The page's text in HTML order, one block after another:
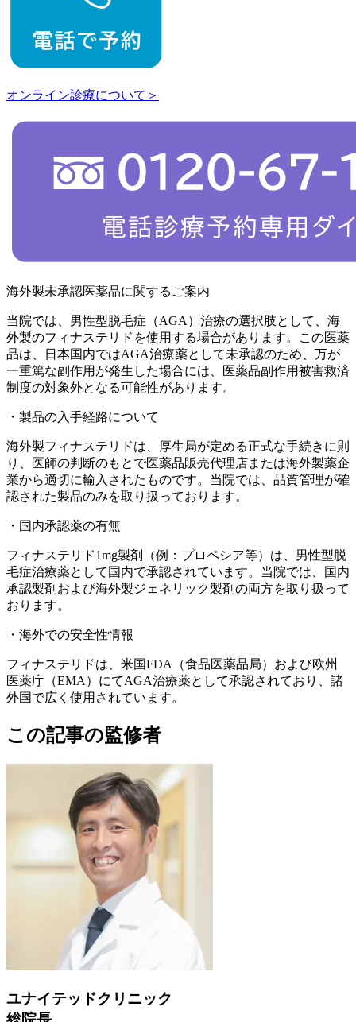
オンライン診療について＞
海外製未承認医薬品に関するご案内
当院では、男性型脱毛症（AGA）治療の選択肢として、海
外製のフィナステリドを使用する場合があります。この医薬
品は、日本国内ではAGA治療薬として未承認のため、万が
一重篤な副作用が発生した場合には、医薬品副作用被害救済
制度の対象外となる可能性があります。
・製品の入手経路について
海外製フィナステリドは、厚生局が定める正式な手続きに則
り、医師の判断のもとで医薬品販売代理店または海外製薬企
業から適切に輸入されたものです。当院では、品質管理が確
認された製品のみを取り扱っております。
・国内承認薬の有無
フィナステリド1mg製剤（例：プロペシア等）は、男性型脱
毛症治療薬として国内で承認されています。当院では、国内
承認製剤および海外製ジェネリック製剤の両方を取り扱って
おります。
・海外での安全性情報
フィナステリドは、米国FDA（食品医薬品局）および欧州
医薬庁（EMA）にてAGA治療薬として承認されており、諸
外国で広く使用されています。
この記事の監修者
ユナイテッドクリニック